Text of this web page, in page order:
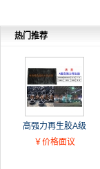
热门推荐
高强力再生胶A级
￥价格面议